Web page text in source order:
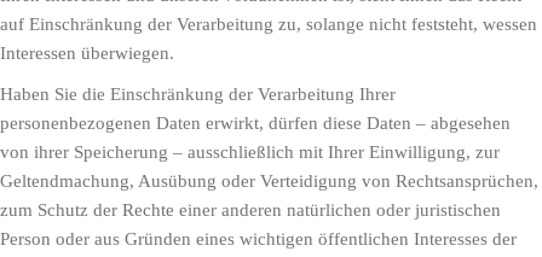
auf Einschränkung der Verarbeitung zu, solange nicht feststeht, wessen
Interessen überwiegen.
Haben Sie die Einschränkung der Verarbeitung Ihrer
personenbezogenen Daten erwirkt, dürfen diese Daten – abgesehen
von ihrer Speicherung – ausschließlich mit Ihrer Einwilligung, zur
Geltendmachung, Ausübung oder Verteidigung von Rechtsansprüchen,
zum Schutz der Rechte einer anderen natürlichen oder juristischen
Person oder aus Gründen eines wichtigen öffentlichen Interesses der